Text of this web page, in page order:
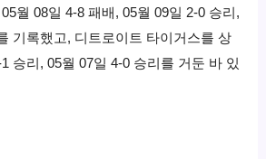
월 08일 4-8 패배, 05월 09일 2-0 승리,
기록했고, 디트로이트 타이거스를 상
승리, 05월 07일 4-0 승리를 거둔 바 있